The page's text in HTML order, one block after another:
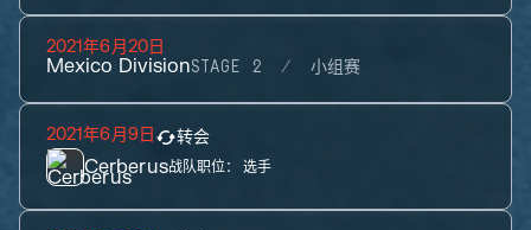
2021年6月20日
Mexico DivisionSTAGE 2 小组赛
2021年6月9日 转会
Cerberus战队职位： 选手